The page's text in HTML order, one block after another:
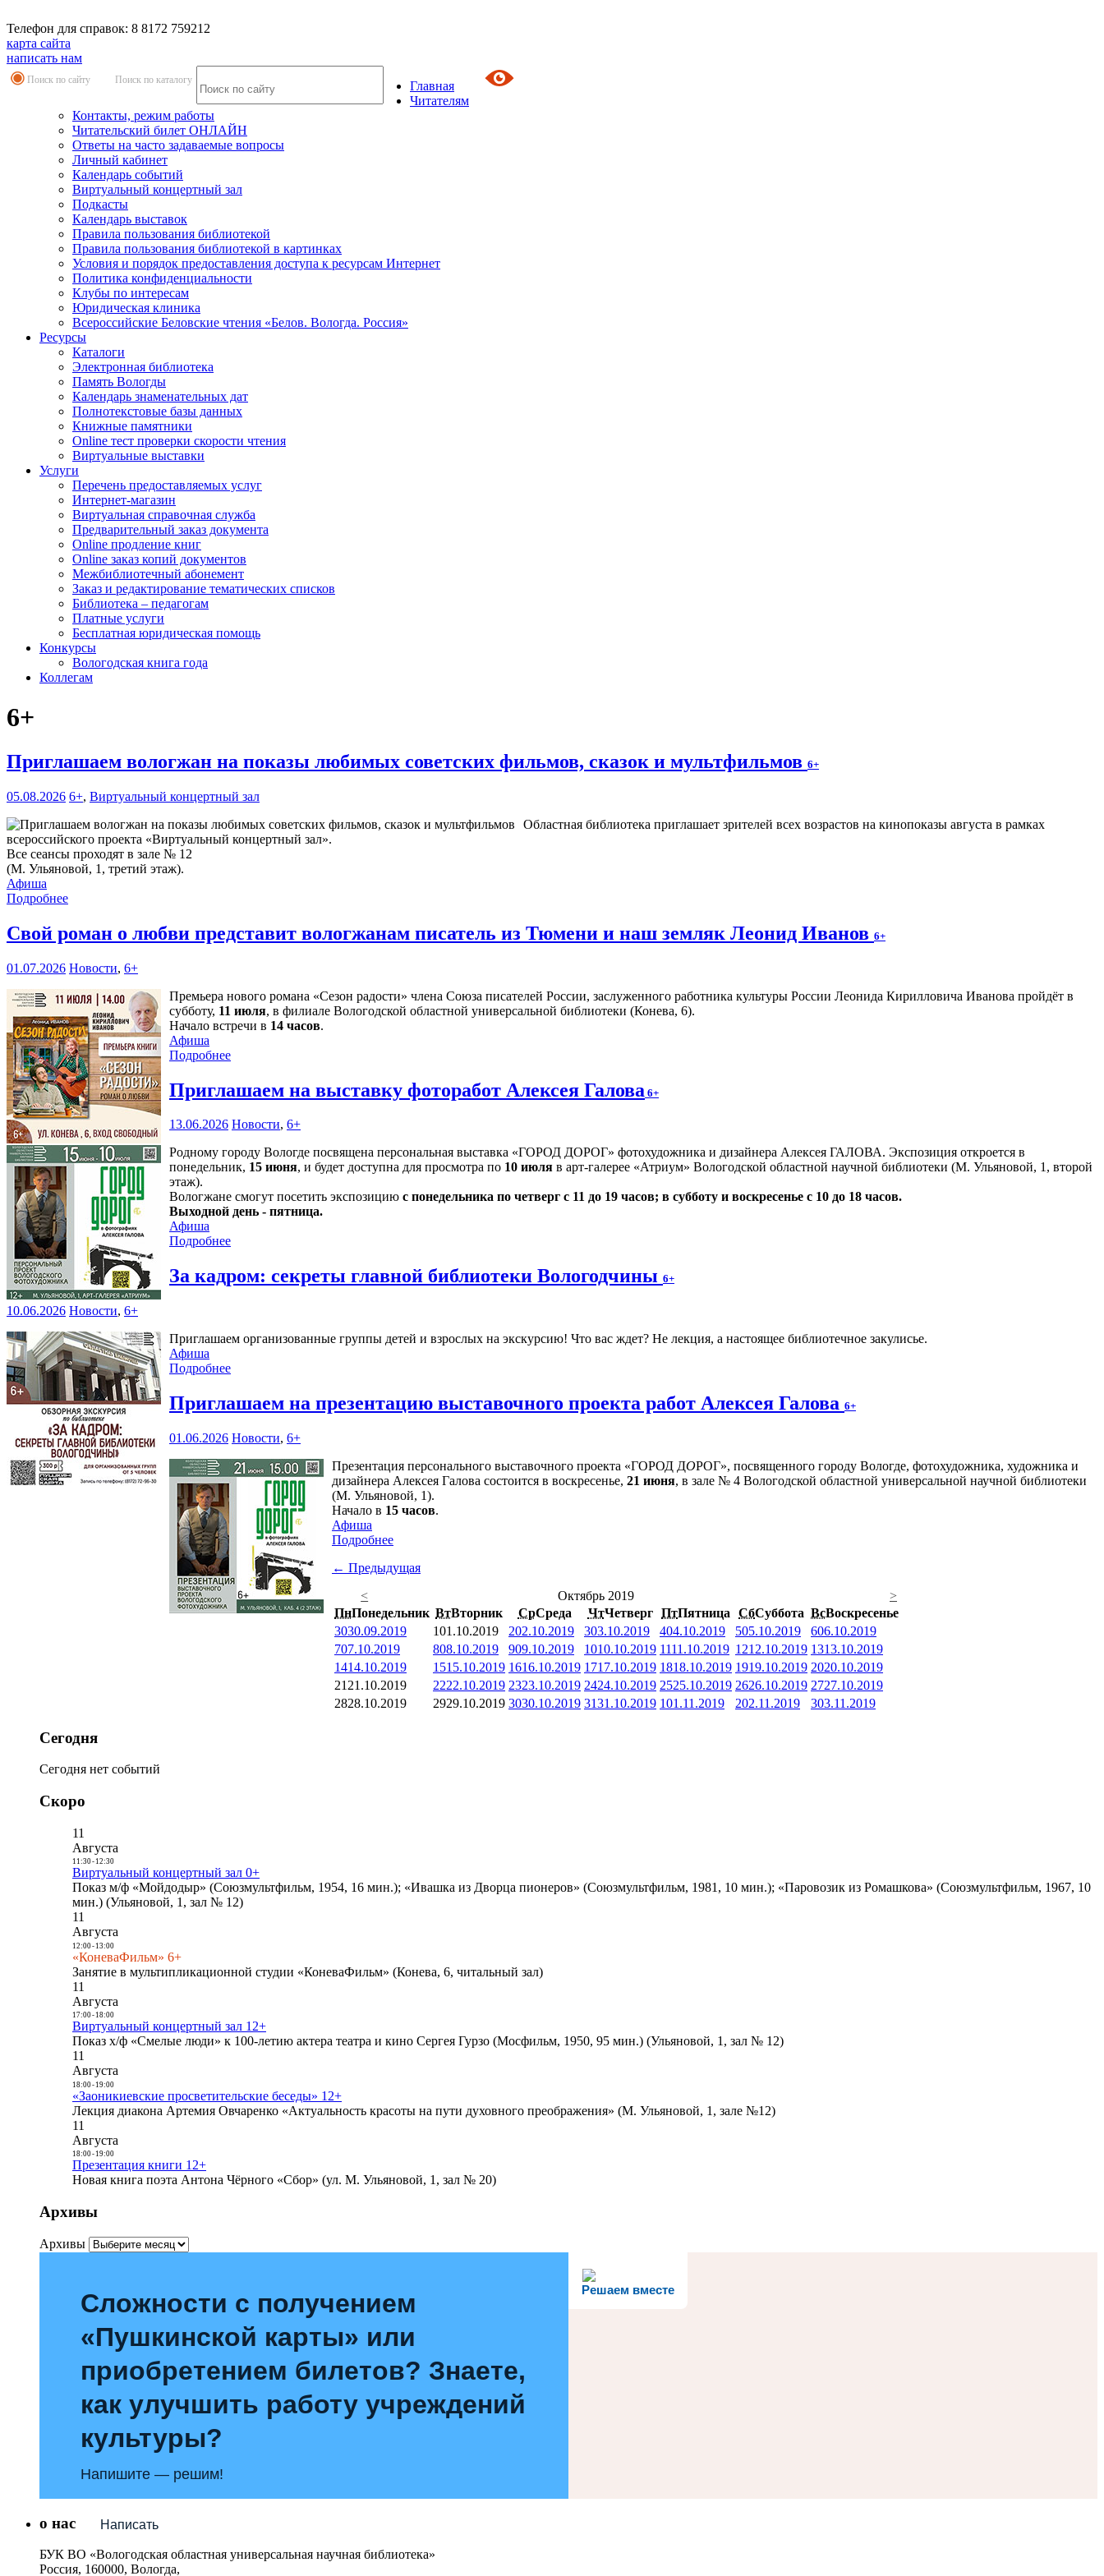
Телефон для справок: 8 8172 759212
карта сайта
написать нам
Поиск по сайту Поиск по каталогу
Главная
Читателям
Контакты, режим работы
Читательский билет ОНЛАЙН
Ответы на часто задаваемые вопросы
Личный кабинет
Календарь событий
Виртуальный концертный зал
Подкасты
Календарь выставок
Правила пользования библиотекой
Правила пользования библиотекой в картинках
Условия и порядок предоставления доступа к ресурсам Интернет
Политика конфиденциальности
Клубы по интересам
Юридическая клиника
Всероссийские Беловские чтения «Белов. Вологда. Россия»
Ресурсы
Каталоги
Электронная библиотека
Память Вологды
Календарь знаменательных дат
Полнотекстовые базы данных
Книжные памятники
Online тест проверки скорости чтения
Виртуальные выставки
Услуги
Перечень предоставляемых услуг
Интернет-магазин
Виртуальная справочная служба
Предварительный заказ документа
Online продление книг
Online заказ копий документов
Межбиблиотечный абонемент
Заказ и редактирование тематических списков
Библиотека – педагогам
Платные услуги
Бесплатная юридическая помощь
Конкурсы
Вологодская книга года
Коллегам
6+
Приглашаем вологжан на показы любимых советских фильмов, сказок и мультфильмов 6+
05.08.2026 6+, Виртуальный концертный зал
Областная библиотека приглашает зрителей всех возрастов на кинопоказы августа в рамках
всероссийского проекта «Виртуальный концертный зал».
Все сеансы проходят в зале № 12
(М. Ульяновой, 1, третий этаж).
Афиша
Подробнее
Свой роман о любви представит вологжанам писатель из Тюмени и наш земляк Леонид Иванов 6+
01.07.2026 Новости, 6+
Премьера нового романа «Сезон радости» члена Союза писателей России, заслуженного работника культуры России Леонида Кирилловича Иванова пройдёт в
субботу, 11 июля, в филиале Вологодской областной универсальной библиотеки (Конева, 6).
Начало встречи в 14 часов.
Афиша
Подробнее
Приглашаем на выставку фоторабот Алексея Галова 6+
13.06.2026 Новости, 6+
Родному городу Вологде посвящена персональная выставка «ГОРОД ДОРОГ» фотохудожника и дизайнера Алексея ГАЛОВА. Экспозиция откроется в
понедельник, 15 июня, и будет доступна для просмотра по 10 июля в арт-галерее «Атриум» Вологодской областной научной библиотеки (М. Ульяновой, 1, второй
этаж).
Вологжане смогут посетить экспозицию с понедельника по четверг с 11 до 19 часов; в субботу и воскресенье с 10 до 18 часов.
Выходной день - пятница.
Афиша
Подробнее
За кадром: секреты главной библиотеки Вологодчины 6+
10.06.2026 Новости, 6+
Приглашаем организованные группы детей и взрослых на экскурсию! Что вас ждет? Не лекция, а настоящее библиотечное закулисье.
Афиша
Подробнее
Приглашаем на презентацию выставочного проекта работ Алексея Галова 6+
01.06.2026 Новости, 6+
Презентация персонального выставочного проекта «ГОРОД ДОРОГ», посвященного городу Вологде, фотохудожника, художника и
дизайнера Алексея Галова состоится в воскресенье, 21 июня, в зале № 4 Вологодской областной универсальной научной библиотеки
(М. Ульяновой, 1).
Начало в 15 часов.
Афиша
Подробнее
← Предыдущая
<
Октябрь 2019
>
ПнПонедельник ВтВторник СрСреда ЧтЧетверг ПтПятница СбСуббота ВсВоскресенье
3030.09.2019 101.10.2019 202.10.2019 303.10.2019 404.10.2019 505.10.2019 606.10.2019
707.10.2019 808.10.2019 909.10.2019 1010.10.2019 1111.10.2019 1212.10.2019 1313.10.2019
1414.10.2019 1515.10.2019 1616.10.2019 1717.10.2019 1818.10.2019 1919.10.2019 2020.10.2019
21 21.10.2019 2222.10.2019 2323.10.2019 2424.10.2019 2525.10.2019 2626.10.2019 2727.10.2019
2828.10.2019 2929.10.2019 3030.10.2019 3131.10.2019 101.11.2019 202.11.2019 303.11.2019
Сегодня
Сегодня нет событий
Скоро
11
Августа
11:30- 12:30
Виртуальный концертный зал 0+
Показ м/ф «Мойдодыр» (Союзмультфильм, 1954, 16 мин.); «Ивашка из Дворца пионеров» (Союзмультфильм, 1981, 10 мин.); «Паровозик из Ромашкова» (Союзмультфильм, 1967, 10
мин.) (Ульяновой, 1, зал № 12)
11
Августа
12:00- 13:00
«КоневаФильм» 6+
Занятие в мультипликационной студии «КоневаФильм» (Конева, 6, читальный зал)
11
Августа
17:00- 18:00
Виртуальный концертный зал 12+
Показ х/ф «Смелые люди» к 100-летию актера театра и кино Сергея Гурзо (Мосфильм, 1950, 95 мин.) (Ульяновой, 1, зал № 12)
11
Августа
18:00- 19:00
«Заоникиевские просветительские беседы» 12+
Лекция диакона Артемия Овчаренко «Актуальность красоты на пути духовного преображения» (М. Ульяновой, 1, зале №12)
11
Августа
18:00- 19:00
Презентация книги 12+
Новая книга поэта Антона Чёрного «Сбор» (ул. М. Ульяновой, 1, зал № 20)
Архивы
Архивы
Решаем вместе
Сложности с получением
«Пушкинской карты» или
приобретением билетов? Знаете,
как улучшить работу учреждений
культуры?
Напишите — решим!
Написать
о нас
БУК ВО «Вологодская областная универсальная научная библиотека»
Россия, 160000, Вологда,